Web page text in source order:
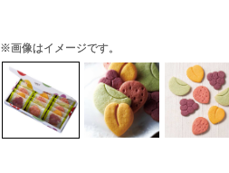
※画像はイメージです。